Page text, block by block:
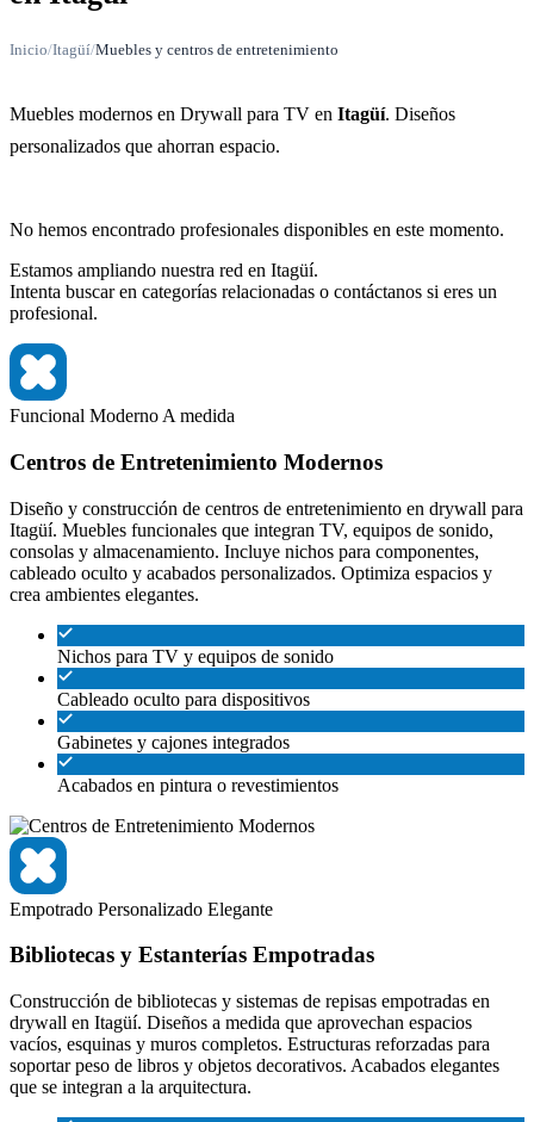
Inicio/Itagüí/Muebles y centros de entretenimiento
Muebles modernos en Drywall para TV en Itagüí. Diseños
personalizados que ahorran espacio.
No hemos encontrado profesionales disponibles en este momento.
Estamos ampliando nuestra red en Itagüí.
Intenta buscar en categorías relacionadas o contáctanos si eres un
profesional.
Funcional Moderno A medida
Centros de Entretenimiento Modernos
Diseño y construcción de centros de entretenimiento en drywall para
Itagüí. Muebles funcionales que integran TV, equipos de sonido,
consolas y almacenamiento. Incluye nichos para componentes,
cableado oculto y acabados personalizados. Optimiza espacios y
crea ambientes elegantes.
Nichos para TV y equipos de sonido
Cableado oculto para dispositivos
Gabinetes y cajones integrados
Acabados en pintura o revestimientos
Empotrado Personalizado Elegante
Bibliotecas y Estanterías Empotradas
Construcción de bibliotecas y sistemas de repisas empotradas en
drywall en Itagüí. Diseños a medida que aprovechan espacios
vacíos, esquinas y muros completos. Estructuras reforzadas para
soportar peso de libros y objetos decorativos. Acabados elegantes
que se integran a la arquitectura.